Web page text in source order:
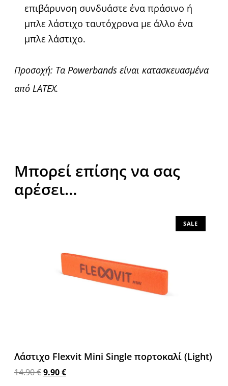
επιβάρυνση συνδυάστε ένα πράσινο ή
μπλε λάστιχο ταυτόχρονα με άλλο ένα
μπλε λάστιχο.
Προσοχή: Τα Powerbands είναι κατασκευασμένα
από LATEX.
Μπορεί επίσης να σας
αρέσει…
SALE
Λάστιχο Flexvit Mini Single πορτοκαλί (Light)
14.90€9.90€